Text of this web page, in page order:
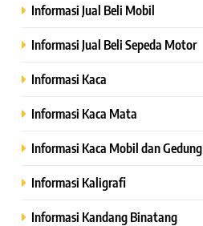
Informasi Jual Beli Mobil
Informasi Jual Beli Sepeda Motor
Informasi Kaca
Informasi Kaca Mata
Informasi Kaca Mobil dan Gedung
Informasi Kaligrafi
Informasi Kandang Binatang